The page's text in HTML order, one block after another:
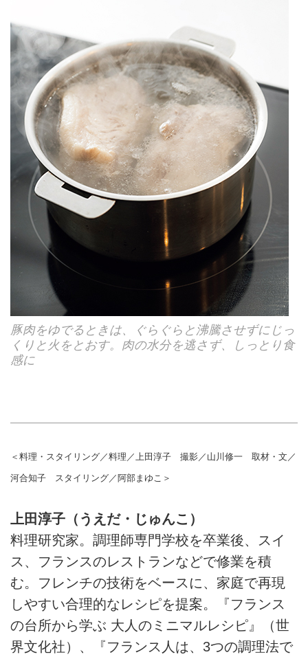
豚肉をゆでるときは、ぐらぐらと沸騰させずにじっ
くりと火をとおす。肉の水分を逃さず、しっとり食
感に
＜料理・スタイリング／料理／上田淳子 撮影／山川修一 取材・文／
河合知子 スタイリング／阿部まゆこ＞
上田淳子（うえだ・じゅんこ）
料理研究家。調理師専門学校を卒業後、スイ
ス、フランスのレストランなどで修業を積
む。フレンチの技術をベースに、家庭で再現
しやすい合理的なレシピを提案。『フランス
の台所から学ぶ 大人のミニマルレシピ』（世
界文化社）、『フランス人は、3つの調理法で